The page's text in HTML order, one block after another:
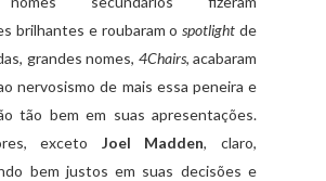
brilhantes e roubaram ospotlight de
grandes nomes, 4Chairs, acabaram
nervosismo de mais essa peneira e
tão bem em suas apresentações.
exceto Joel Madden, claro,
bem justos em suas decisões e